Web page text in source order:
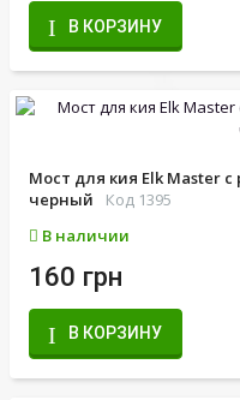
В КОРЗИНУ
Мост для кия Elk Master
черный
Код 1395
В наличии
160 грн
В КОРЗИНУ